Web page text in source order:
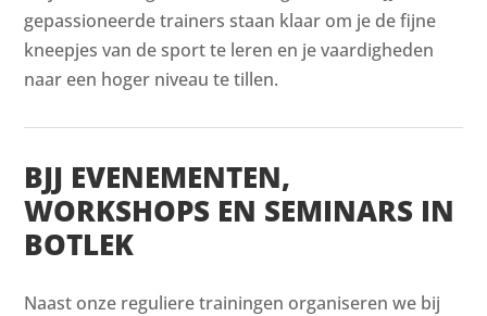
gepassioneerde trainers staan klaar om je de fijne
kneepjes van de sport te leren en je vaardigheden
naar een hoger niveau te tillen.
BJJ EVENEMENTEN,
WORKSHOPS EN SEMINARS IN
BOTLEK
Naast onze reguliere trainingen organiseren we bij